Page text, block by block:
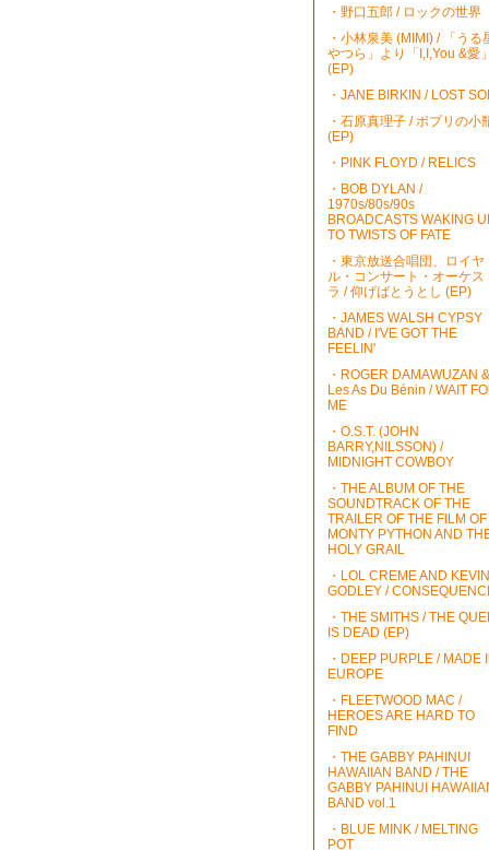
・野口五郎 / ロックの世界
・小林泉美 (MIMI) / 「うる
やつら」より「I,I,You &愛」
(EP)
・JANE BIRKIN / LOST
・石原真理子 / ポプリの小
(EP)
・PINK FLOYD / RELICS
・BOB DYLAN /
1970s/80s/90s
BROADCASTS WAKING
TO TWISTS OF FATE
・東京放送合唱団、ロイヤ
ル・コンサート・オーケス
ラ / 仰げばとうとし (EP)
・JAMES WALSH CYPSY
BAND / I'VE GOT THE
FEELIN'
・ROGER DAMAWUZAN &
Les As Du Bénin / WAIT
ME
・O.S.T. (JOHN
BARRY,NILSSON) /
MIDNIGHT COWBOY
・THE ALBUM OF THE
SOUNDTRACK OF THE
TRAILER OF THE FILM OF
MONTY PYTHON AND
HOLY GRAIL
・LOL CREME AND KEVIN
GODLEY /
・THE SMITHS / THE
IS DEAD (EP)
・DEEP PURPLE / MADE
EUROPE
・FLEETWOOD MAC /
HEROES ARE HARD TO
FIND
・THE GABBY PAHINUI
HAWAIIAN BAND / THE
GABBY PAHINUI
BAND vol.1
・BLUE MINK / MELTING
POT